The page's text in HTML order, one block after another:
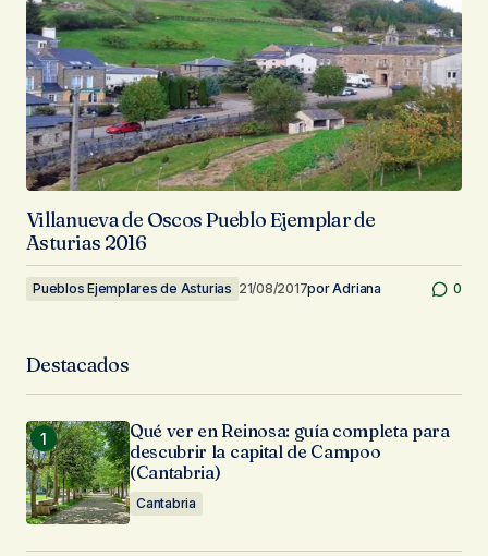
Villanueva de Oscos Pueblo Ejemplar de
Asturias 2016
Pueblos Ejemplares de Asturias 21/08/2017porAdriana 0
Destacados
Qué ver en Reinosa: guía completa para
descubrir la capital de Campoo
(Cantabria)
Cantabria